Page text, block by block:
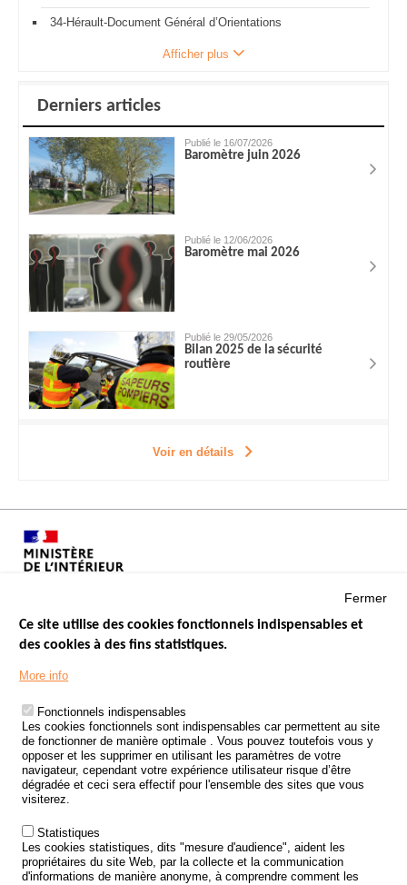
34-Hérault-Document Général d’Orientations
Afficher plus
Derniers articles
Publié le 16/07/2026
Baromètre juin 2026
Publié le 12/06/2026
Baromètre mai 2026
Publié le 29/05/2026
Bilan 2025 de la sécurité
routière
Voir en détails
Menu
Footer
LES SITES PUBLICS
ÉTAT DE L’INSÉCURITÉ ROUTIÈRE
TRAITEMENT DES DONNÉES PERSONNELLES DES ACCIDENTS DE
LA ROUTE
ETUDES ET RECHERCHES
APPEL À PROJETS
POLITIQUE DE SÉCURITÉ ROUTIÈRE
Outils
Fermer
Ce site utilise des cookies fonctionnels indispensables et
des cookies à des fins statistiques.
More info
Fonctionnels indispensables
Les cookies fonctionnels sont indispensables car permettent au site
de fonctionner de manière optimale . Vous pouvez toutefois vous y
opposer et les supprimer en utilisant les paramètres de votre
navigateur, cependant votre expérience utilisateur risque d’être
dégradée et ceci sera effectif pour l'ensemble des sites que vous
visiterez.
Statistiques
Les cookies statistiques, dits "mesure d'audience", aident les
propriétaires du site Web, par la collecte et la communication
d'informations de manière anonyme, à comprendre comment les